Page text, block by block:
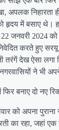
अपलक
को हृदय में बसाए
जनवरी 2024
करते हुए सरयू
देख ऐसा लगा
ने भी
बनाए दो नए
को अपना
का रहा, जहां